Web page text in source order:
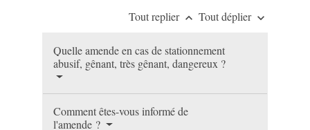
Tout replier keyboard_arrow_up Tout déplier keyboard_arrow_down
Quelle amende en cas de stationnement
abusif, gênant, très gênant, dangereux ?
Comment êtes-vous informé de
l'amende ?